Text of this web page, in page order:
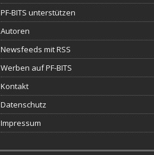
PF-BITS unterstützen
Autoren
Newsfeeds mit RSS
Werben auf PF-BITS
Kontakt
Datenschutz
Impressum